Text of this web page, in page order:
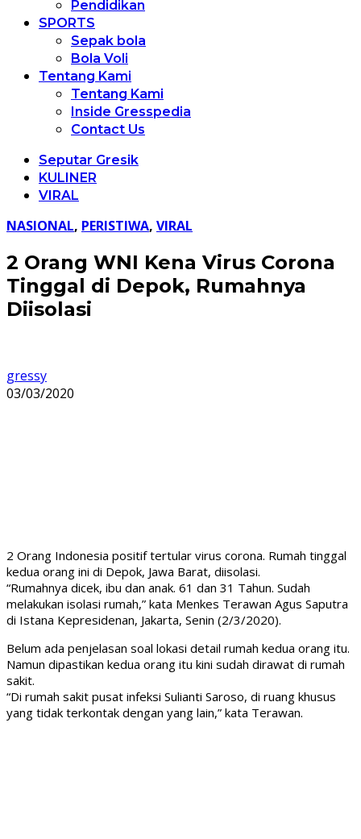
Pendidikan
SPORTS
Sepak bola
Bola Voli
Tentang Kami
Tentang Kami
Inside Gresspedia
Contact Us
Seputar Gresik
KULINER
VIRAL
NASIONAL, PERISTIWA, VIRAL
2 Orang WNI Kena Virus Corona
Tinggal di Depok, Rumahnya
Diisolasi
gressy
03/03/2020
2 Orang Indonesia positif tertular virus corona. Rumah tinggal
kedua orang ini di Depok, Jawa Barat, diisolasi.
“Rumahnya dicek, ibu dan anak. 61 dan 31 Tahun. Sudah
melakukan isolasi rumah,” kata Menkes Terawan Agus Saputra
di Istana Kepresidenan, Jakarta, Senin (2/3/2020).
Belum ada penjelasan soal lokasi detail rumah kedua orang itu.
Namun dipastikan kedua orang itu kini sudah dirawat di rumah
sakit.
“Di rumah sakit pusat infeksi Sulianti Saroso, di ruang khusus
yang tidak terkontak dengan yang lain,” kata Terawan.